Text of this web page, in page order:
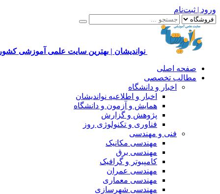
ورود | ثبت‌نام
نواندیشان | بهترین سایت علمی آموزشی کشور
صفحه اصلی
مطالب تخصصی
اخبار و دانشگاه
اخبار و اطلاعیه نواندیشان
همایش و آزمون و دانشگاه
پژوهش و گزارش
فناوری و تکنولوژی روز
فنی و مهندسی
مهندسی مکانیک
مهندسی برق
کامپیوتر و گرافیک
مهندسی عمران
مهندسی معماری
مهندسی شهرسازی